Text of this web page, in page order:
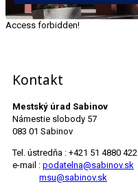
Access forbidden!
Kontakt
Mestský úrad Sabinov
Námestie slobody 57
083 01 Sabinov
Tel. ústredňa : +421 51 4880 422
e-mail : podatelna@sabinov.sk
msu@sabinov.sk